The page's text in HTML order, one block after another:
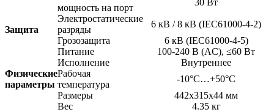
мощность на порт
Защита
Электростатические
разряды
6 кВ / 8 кВ (IEC61000-4-2)
Грозозащита
6 кВ (IEC61000-4-5)
Физические
параметры
Питание 100-240 В (AC), ≤60 Вт
Исполнение
Внутреннее
Рабочая
температура
-10°C…+50°C
Размеры
442x315x44 мм
Вес
4.35 кг